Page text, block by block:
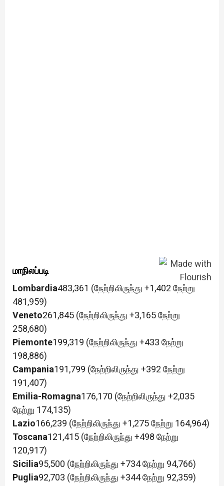
மாநிலப்படி
Lombardia483,361 (நேற்றிலிருந்து +1,402 நேற்று
481,959)
Veneto261,845 (நேற்றிலிருந்து +3,165 நேற்று
258,680)
Piemonte199,319 (நேற்றிலிருந்து +433 நேற்று
198,886)
Campania191,799 (நேற்றிலிருந்து +392 நேற்று
191,407)
Emilia-Romagna176,170 (நேற்றிலிருந்து +2,035
நேற்று 174,135)
Lazio166,239 (நேற்றிலிருந்து +1,275 நேற்று 164,964)
Toscana121,415 (நேற்றிலிருந்து +498 நேற்று
120,917)
Sicilia95,500 (நேற்றிலிருந்து +734 நேற்று 94,766)
Puglia92,703 (நேற்றிலிருந்து +344 நேற்று 92,359)